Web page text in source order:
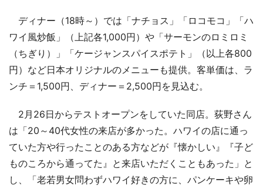
ディナー（18時～）では「ナチョス」「ロコモコ」「ハ
ワイ風炒飯」（上記各1,000円）や「サーモンのロミロミ
（ちぎり）」「ケージャンスパイスポテト」（以上各800
円）など日本オリジナルのメニューも提供。客単価は、ラ
ンチ＝1,500円、ディナー＝2,500円を見込む。
2月26日からテストオープンをしていた同店。荻野さん
は「20～40代女性の来店が多かった。ハワイの店に通っ
ていた方や行ったことのある方などが『懐かしい』『子ど
ものころから通ってた』と来店いただくこともあった」と
し、「老若男女問わずハワイ好きの方に、パンケーキや卵